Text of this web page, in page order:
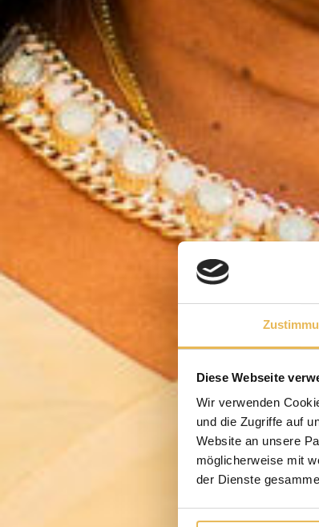
Diese Webseite
Wir verwenden
und die Zugriffe auf
Website an unsere
möglicherweise mit
der Dienste